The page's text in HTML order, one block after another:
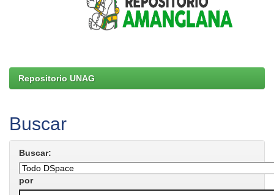
Repositorio UNAG
Buscar
Buscar:
por